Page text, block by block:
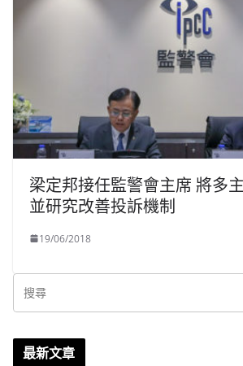
梁定邦接任監警會主席 將多
並研究改善投訴機制
19/06/2018
最新文章